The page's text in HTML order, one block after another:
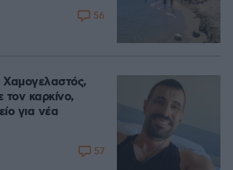
56
τον καρκίνο,
για νέα
57